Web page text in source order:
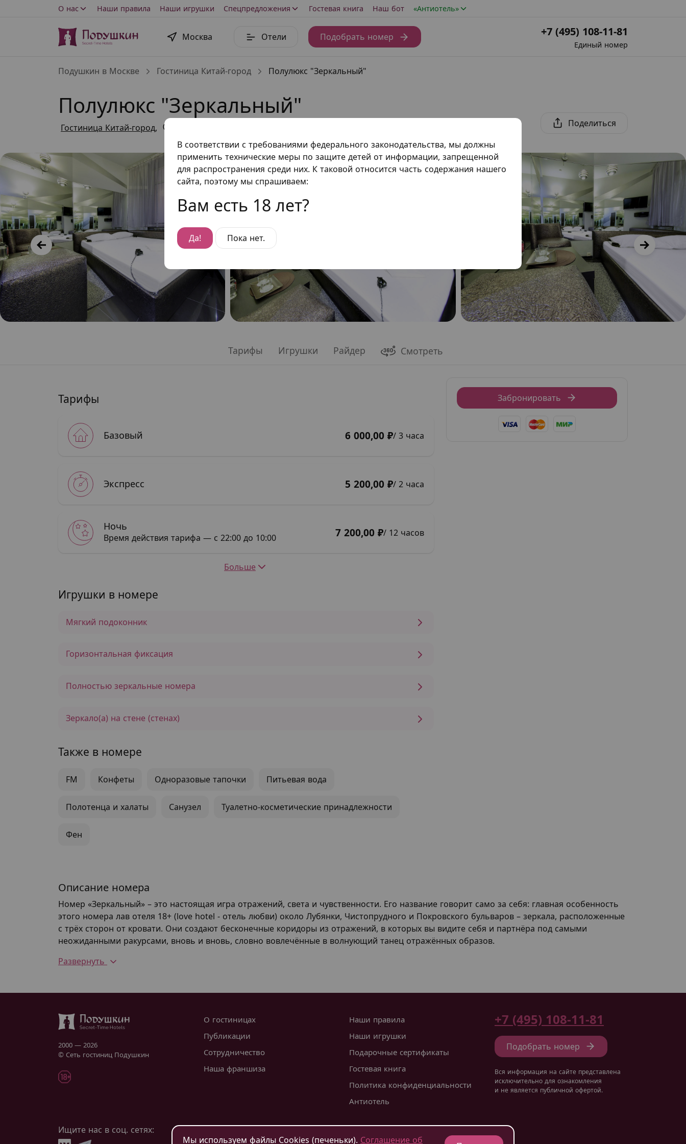
В соответствии с требованиями федерального законодательства, мы должны
применить технические меры по защите детей от информации, запрещенной
для распространения среди них. К таковой относится часть содержания нашего
сайта, поэтому мы спрашиваем:
Вам есть 18 лет?
Да! Пока нет.
О нас Наши правила Наши игрушки Спецпредложения Гостевая книга Наш бот «Антиотель»
Москва Отели Подобрать номер +7 (495) 108-11-81
Единый номер
Подушкин в Москве Гостиница Китай-город Полулюкс "Зеркальный"
Полулюкс "Зеркальный"
Гостиница Китай-город, Поделиться
Тарифы Игрушки Райдер Смотреть
Тарифы
Базовый 6 000,00 ₽/ 3 часа
Экспресс 5 200,00 ₽/ 2 часа
Ночь
Время действия тарифа — с 22:00 до 10:00 7 200,00 ₽/ 12 часов
Больше
Игрушки в номере
Мягкий подоконник
Горизонтальная фиксация
Полностью зеркальные номера
Зеркало(а) на стене (стенах)
Также в номере
FM Конфеты Одноразовые тапочки Питьевая вода
Полотенца и халаты Санузел Туалетно-косметические принадлежности
Фен
Забронировать
Описание номера
Номер «Зеркальный» – это настоящая игра отражений, света и чувственности. Его название говорит само за себя: главная особенность
этого номера лав отеля 18+ (love hotel - отель любви) около Лубянки, Чистопрудного и Покровского бульваров – зеркала, расположенные
с трёх сторон от кровати. Они создают бесконечные коридоры из отражений, в которых вы видите себя и партнёра под самыми
неожиданными ракурсами, вновь и вновь, словно вовлечённые в волнующий танец отражённых образов.
Развернуть
2000 — 2026
© Сеть гостиниц Подушкин
О гостиницах
Публикации
Сотрудничество
Наша франшиза
Наши правила
Наши игрушки
Подарочные сертификаты
Гостевая книга
Политика конфиденциальности
Антиотель
+7 (495) 108-11-81
Подобрать номер
Вся информация на сайте представлена
исключительно для ознакомления
и не является публичной офертой.
Ищите нас в соц. сетях: Москва Санкт-Петербург
Воронеж
Мы используем файлы Cookies (печеньки). Соглашение об